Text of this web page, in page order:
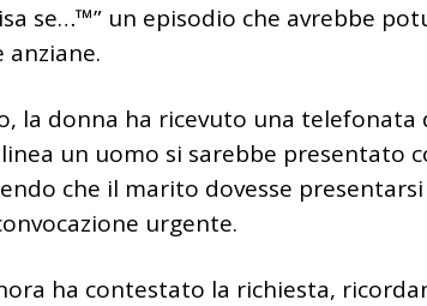
se…™” un episodio che avrebbe
anziane.
la donna ha ricevuto una
un uomo si sarebbe presentato
che il marito dovesse
urgente.
ha contestato la richiesta,